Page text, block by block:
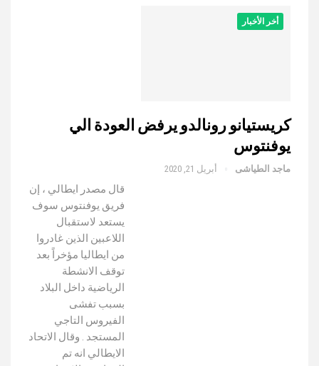
أخر الأخبار
كريستيانو رونالدو يرفض العودة الي
يوفنتوس
ماجد الطياشى أبريل 21, 2020
قال مصدر ايطالي ، إن
فريق يوفنتوس سوف
يستعد لاستقبال
اللاعبين الذين غادروا
من ايطاليا مؤخراً بعد
توقف الانشطة
الرياضية داخل البلاد
بسبب تفشى
الفيروس التاجي
المستجد . وقال الاتحاد
الايطالي انه تم